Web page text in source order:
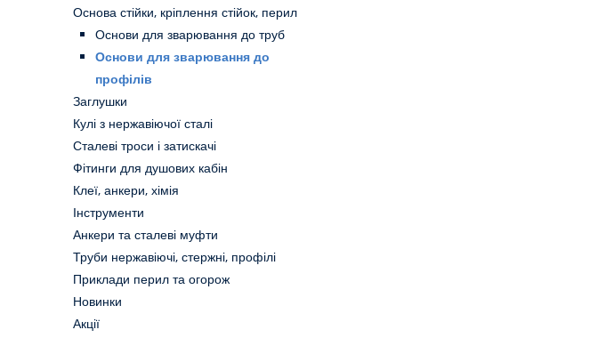
Основа стійки, кріплення стійок, перил
Основи для зварювання до труб
Основи для зварювання до
профілів
Заглушки
Кулі з нержавіючої сталі
Сталеві троси і затискачі
Фітинги для душових кабін
Клеї, анкери, хімія
Інструменти
Анкери та сталеві муфти
Труби нержавіючі, стержні, профілі
Приклади перил та огорож
Новинки
Акції